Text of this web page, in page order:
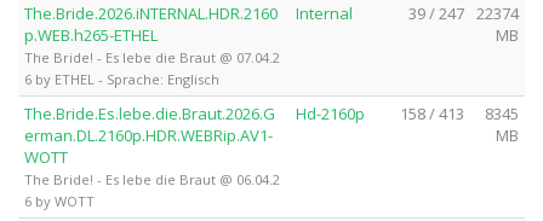
The.Bride.2026.iNTERNAL.HDR.2160
p.WEB.h265-ETHEL
The Bride! - Es lebe die Braut @ 07.04.2
6 by ETHEL - Sprache: Englisch
Internal 39 / 247 22374
MB
The.Bride.Es.lebe.die.Braut.2026.G
erman.DL.2160p.HDR.WEBRip.AV1-
WOTT
The Bride! - Es lebe die Braut @ 06.04.2
6 by WOTT
Hd-2160p 158 / 413
8345
MB